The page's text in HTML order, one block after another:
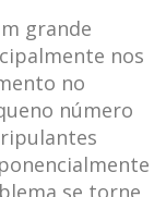
grande
nos
no
número
se torne